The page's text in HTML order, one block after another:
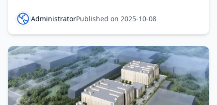
算力中心的商业模式，和电力产业极其相似： 有的企
业选择自建算力中心； 更多企业选择向云厂商“买算
AdministratorPublished on 2025-10-08